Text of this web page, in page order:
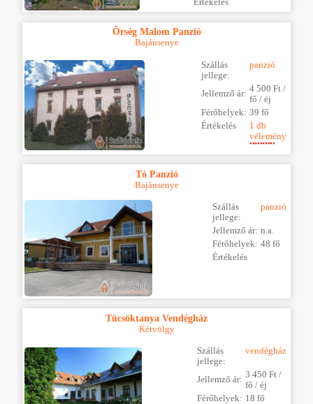
Értékelés
Õrség Malom Panzió
Bajánsenye
Szállás
jellege:
panzió
Jellemző ár: 4 500 Ft /
fő / éj
Férőhelyek: 39 fő
Értékelés
1 db
vélemény
Tó Panzió
Bajánsenye
Szállás
jellege:
panzió
Jellemző ár: n.a.
Férőhelyek: 48 fő
Értékelés
Tücsöktanya Vendégház
Kétvölgy
Szállás
jellege:
vendégház
Jellemző ár: 3 450 Ft /
fő / éj
Férőhelyek: 18 fő